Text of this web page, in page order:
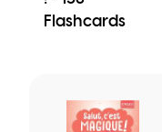
Flashcards